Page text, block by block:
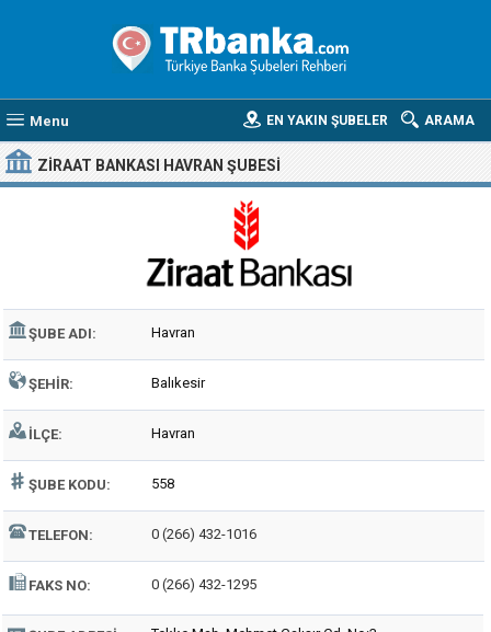
Menu ARAMA
EN YAKIN ŞUBELER
ZIRAAT BANKASI HAVRAN ŞUBESI
ŞUBE ADI: Havran
ŞEHIR: Balıkesir
İLÇE: Havran
ŞUBE KODU: 558
TELEFON: 0 (266) 432-1016
FAKS NO: 0 (266) 432-1295